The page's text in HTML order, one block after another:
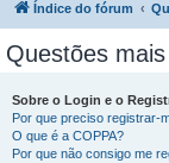
Índice do fórum
Questões
Sobre o Login e o
Por que preciso registrar-
O que é a COPPA?
Por que não consigo me